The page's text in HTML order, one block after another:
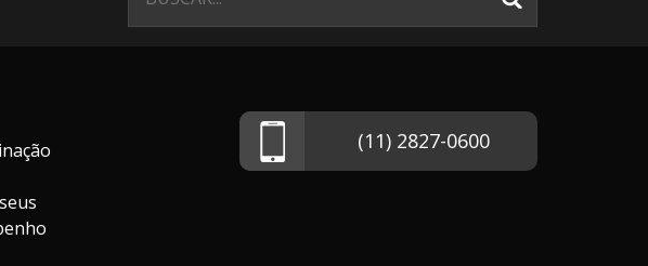
(11) 2827-0600